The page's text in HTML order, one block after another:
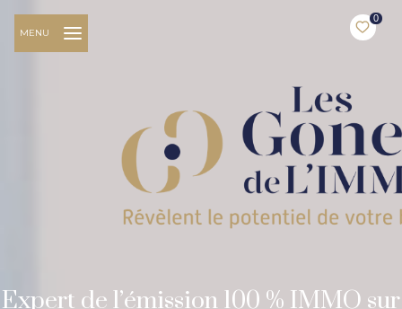
0
MENU
Expert de l’émission 100 % IMMO sur